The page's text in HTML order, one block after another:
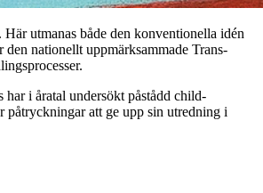
utmanas både den konventionella idén
nationellt uppmärksammade Trans-
i åratal undersökt påstådd child-
att ge upp sin utredning i